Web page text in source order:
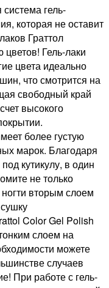
гель-
которая не оставит
Граттол
Гель-лаки
цвета идеально
что смотрится на
свободный край
высокого
более густую
марок. Благодаря
кутикулу, в один
не только
вторым слоем
Color Gel Polish
слоем на
можете
случаев
При работе с гель-